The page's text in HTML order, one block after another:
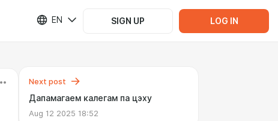
EN SIGN UP LOG IN
Next post
Дапамагаем калегам па цэху
Aug 12 2025 18:52